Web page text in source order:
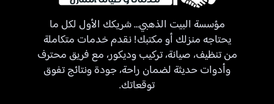
مؤسسة البيت الذهبي… شريكك الأول لكل ما
يحتاجه منزلك أو مكتبك! نقدم خدمات متكاملة
من تنظيف، صيانة، تركيب وديكور، مع فريق محترف
وأدوات حديثة لضمان راحة، جودة ونتائج تفوق
توقعاتك.